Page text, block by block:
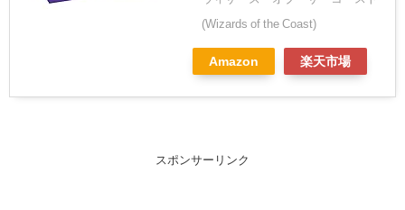
(Wizards of the Coast)
Amazon 楽天市場
スポンサーリンク